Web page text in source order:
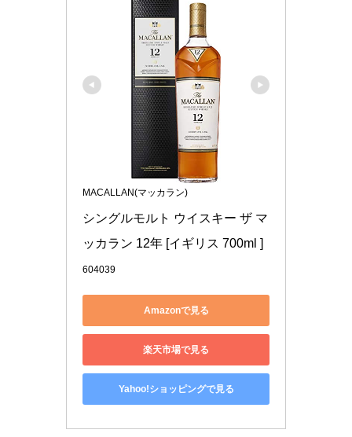
MACALLAN(マッカラン)
シングルモルト ウイスキー ザ マ
ッカラン 12年 [イギリス 700ml ]
604039
Amazonで見る
楽天市場で見る
Yahoo!ショッピングで見る